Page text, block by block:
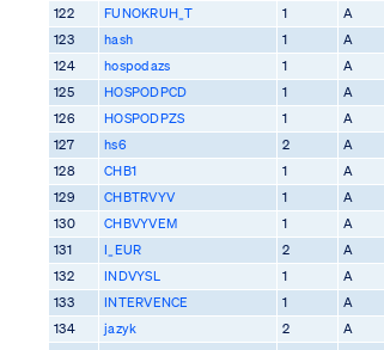
122
FUNOKRUH_T 1 A
123
hash 1 A
124
hospodazs 1 A
125
HOSPODPCD 1 A
126
HOSPODPZS 1 A
127
hs6 2 A
128
CHB1 1 A
129
CHBTRVYV 1 A
130
CHBVYVEM 1 A
131
I_EUR 2 A
132
INDVYSL 1 A
133
INTERVENCE 1 A
134
jazyk 2 A